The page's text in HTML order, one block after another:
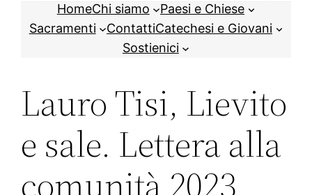
HomeChi siamo
Paesi e Chiese
Sacramenti
ContattiCatechesi e Giovani
Sostienici
Lauro Tisi, Lievito
e sale. Lettera alla
comunità 2023.